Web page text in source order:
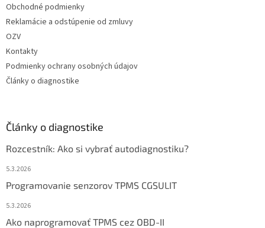
Obchodné podmienky
Reklamácie a odstúpenie od zmluvy
OZV
Kontakty
Podmienky ochrany osobných údajov
Články o diagnostike
Články o diagnostike
Rozcestník: Ako si vybrať autodiagnostiku?
5.3.2026
Programovanie senzorov TPMS CGSULIT
5.3.2026
Ako naprogramovať TPMS cez OBD-II